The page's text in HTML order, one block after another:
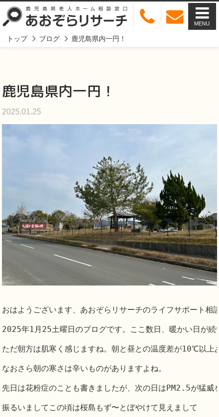
MENU
トップ ブログ 鹿児島県内一円！
鹿児島県内一円！
2025.01.25
おはようございます、あおぞらリサーチのライフサポート相
2025年1月25土曜日のブログです。ここ数日、暖かい日が続
ただ朝方は肌寒く感じますね。朝と昼との温度差が10℃以上
なおさら朝の寒さは辛いものがありますよね。
先日は花粉症のことも書きましたが、次の日はPM2.5が猛威
振るいましてこの頃は桜島もず〜とぼやけて見えまして